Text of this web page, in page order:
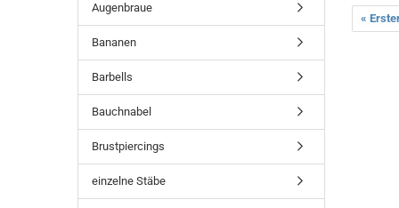
«
Augenbraue
Bananen
Barbells
Bauchnabel
Brustpiercings
einzelne Stäbe